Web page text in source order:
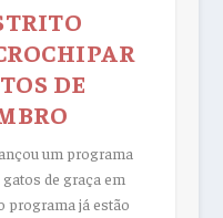
DE
um programa
de graça em
programa já estão